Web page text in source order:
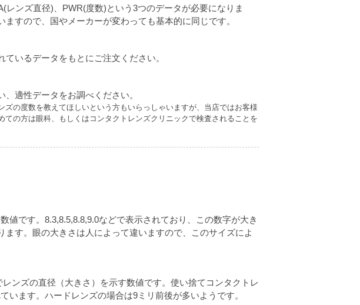
ンズ直径)、PWR(度数)という3つのデータが必要になりま
すので、国やメーカーが変わっても基本的に同じです。
いるデータをもとにご注文ください。
適性データをお調べください。
の度数を教えてほしいという方もいらっしゃいますが、当店ではお客様
の方は眼科、もしくはコンタクトレンズクリニックで検査されることを
値です。8.3,8.5,8.8,9.0などで表示されており、この数字が大き
す。眼の大きさは人によって違いますので、このサイズによ
ンズの直径（大きさ）を示す数値です。使い捨てコンタクトレ
います。ハードレンズの場合は9ミリ前後が多いようです。